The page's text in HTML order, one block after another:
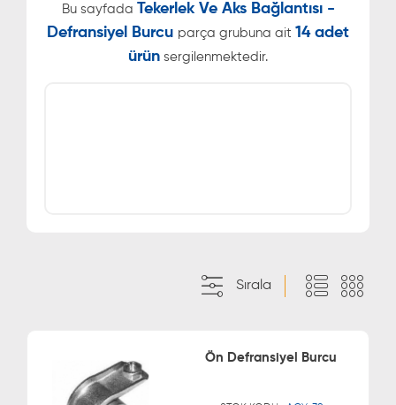
Bu sayfada Tekerlek Ve Aks Bağlantısı -
Defransiyel Burcu parça grubuna ait 14 adet
ürün sergilenmektedir.
Sırala
Ön Defransiyel Burcu